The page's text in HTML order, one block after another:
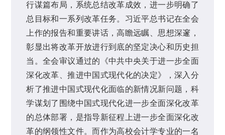
行谋篇布局，系统总结改革成效，进一步明确了
总目标和一系列改革任务。习近平总书记在全会
上作的报告和重要讲话，高瞻远瞩、思想深邃，
彰显出将改革开放进行到底的坚定决心和历史担
当。全会审议通过的《中共中央关于进一步全面
深化改革、推进中国式现代化的决定》，深入分
析了推进中国式现代化面临的新情况新问题，科
学谋划了围绕中国式现代化进一步全面深化改革
的总体部署，是指导新征程上进一步全面深化改
革的纲领性文件。而作为高校会计学专业的一名